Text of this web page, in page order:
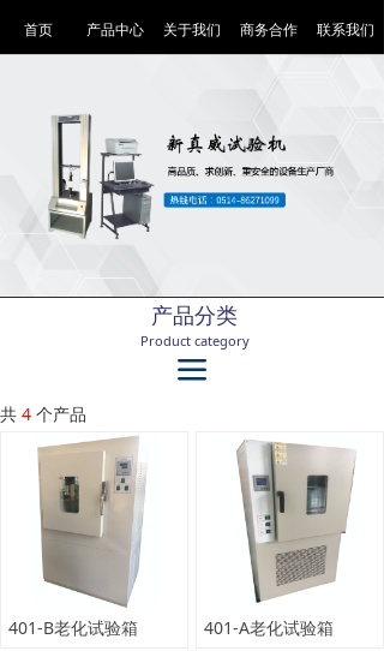
首页 产品中心 关于我们 商务合作 联系我们
产品分类
Product category
共 4 个产品
401-B老化试验箱 401-A老化试验箱
끀